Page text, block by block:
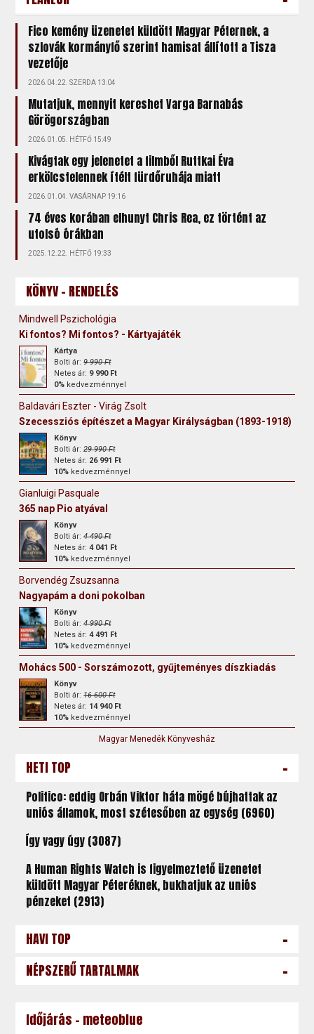
Fico kemény üzenetet küldött Magyar Péternek, a
szlovák kormányfő szerint hamisat állított a Tisza
vezetője
2026.04.22. SZERDA 13:04
Mutatjuk, mennyit kereshet Varga Barnabás
Görögországban
2026.01.05. HÉTFŐ 15:49
Kivágtak egy jelenetet a filmből Ruttkai Éva
erkölcstelennek ítélt fürdőruhája miatt
2026.01.04. VASÁRNAP 19:16
74 éves korában elhunyt Chris Rea, ez történt az
utolsó órákban
2025.12.22. HÉTFŐ 19:33
KÖNYV - RENDELÉS
Mindwell Pszichológia
Ki fontos? Mi fontos? - Kártyajáték
Kártya
Bolti ár:9 990 Ft
Netes ár: 9 990 Ft
0% kedvezménnyel
Baldavári Eszter - Virág Zsolt
Szecessziós építészet a Magyar Királyságban (1893-1918)
Könyv
Bolti ár:29 990 Ft
Netes ár: 26 991 Ft
10% kedvezménnyel
Gianluigi Pasquale
365 nap Pio atyával
Könyv
Bolti ár:4 490 Ft
Netes ár:4 041 Ft
10% kedvezménnyel
Borvendég Zsuzsanna
Nagyapám a doni pokolban
Könyv
Bolti ár:4 990 Ft
Netes ár:4 491 Ft
10% kedvezménnyel
Mohács 500 - Sorszámozott, gyűjteményes díszkiadás
Könyv
Bolti ár:16 600 Ft
Netes ár: 14 940 Ft
10% kedvezménnyel
Magyar Menedék Könyvesház
HETI TOP -
Politico: eddig Orbán Viktor háta mögé bújhattak az
uniós államok, most szétesőben az egység (6960)
Így vagy úgy (3087)
A Human Rights Watch is figyelmeztető üzenetet
küldött Magyar Péteréknek, bukhatjuk az uniós
pénzeket (2913)
HAVI TOP -
NÉPSZERŰ TARTALMAK -
Időjárás - meteoblue